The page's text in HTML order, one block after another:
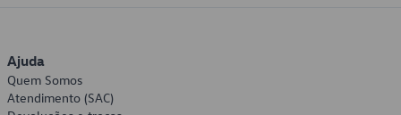
Ajuda
Quem Somos
Atendimento (SAC)